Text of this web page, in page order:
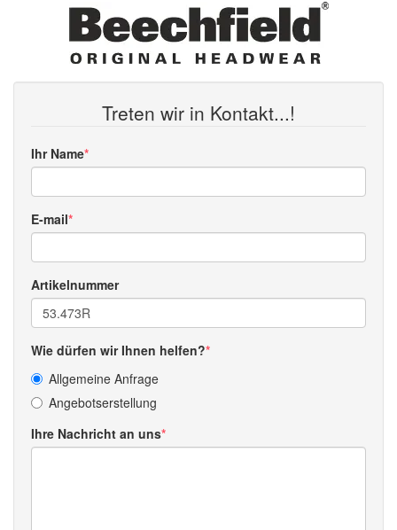
Treten wir in Kontakt...!
Ihr Name
E-mail
Artikelnummer
Wie dürfen wir Ihnen helfen?
Allgemeine Anfrage
Angebotserstellung
Ihre Nachricht an uns